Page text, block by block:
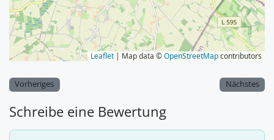
Leaflet | Map data ©OpenStreetMapcontributors
Vorheriges Nächstes
Schreibe eine Bewertung